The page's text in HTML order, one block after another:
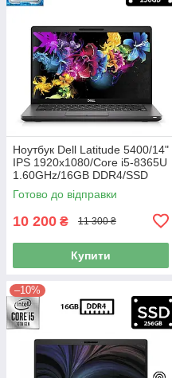
Ноутбук Dell Latitude 5400/14"
IPS 1920x1080/Core i5-8365U
1.60GHz/16GB DDR4/SSD
256GB/UHD Graphics 620/
Камера Б/В
Готово до відправки
10 200 ₴ 11 300 ₴
Купити
–10%